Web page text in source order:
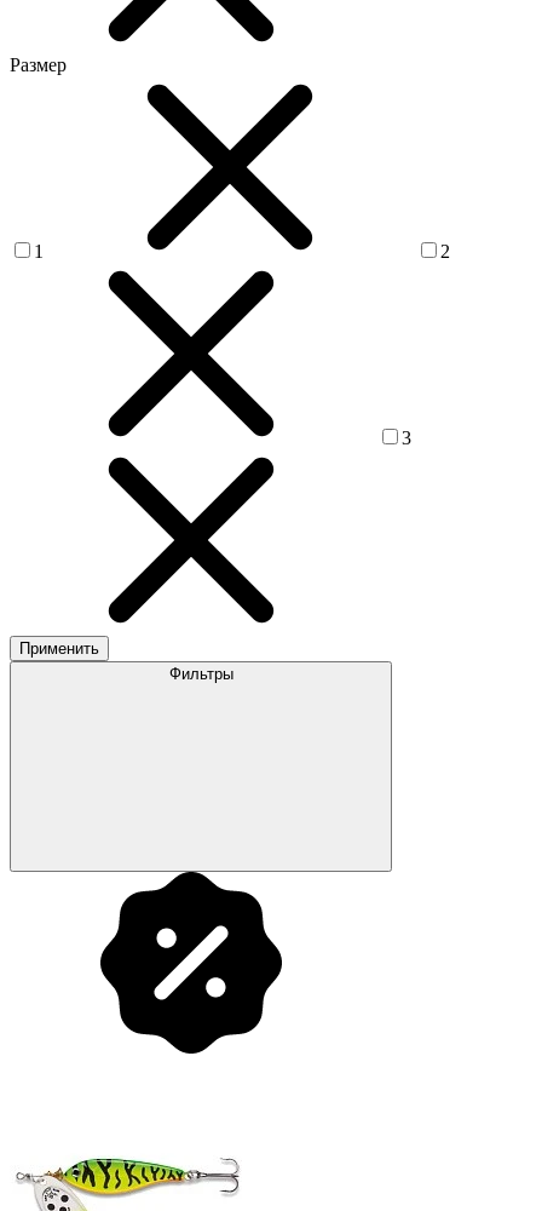
Размер
1 2
3
Применить
Фильтры